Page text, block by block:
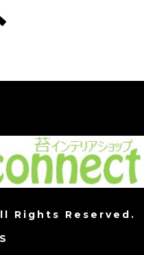
Rights Reserved.